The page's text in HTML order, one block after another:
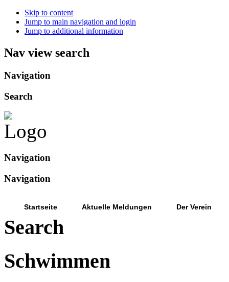
Skip to content
Jump to main navigation and login
Jump to additional information
Nav view search
Navigation
Search
Navigation
Navigation
Startseite Aktuelle Meldungen Der Verein
Search
Schwimmen